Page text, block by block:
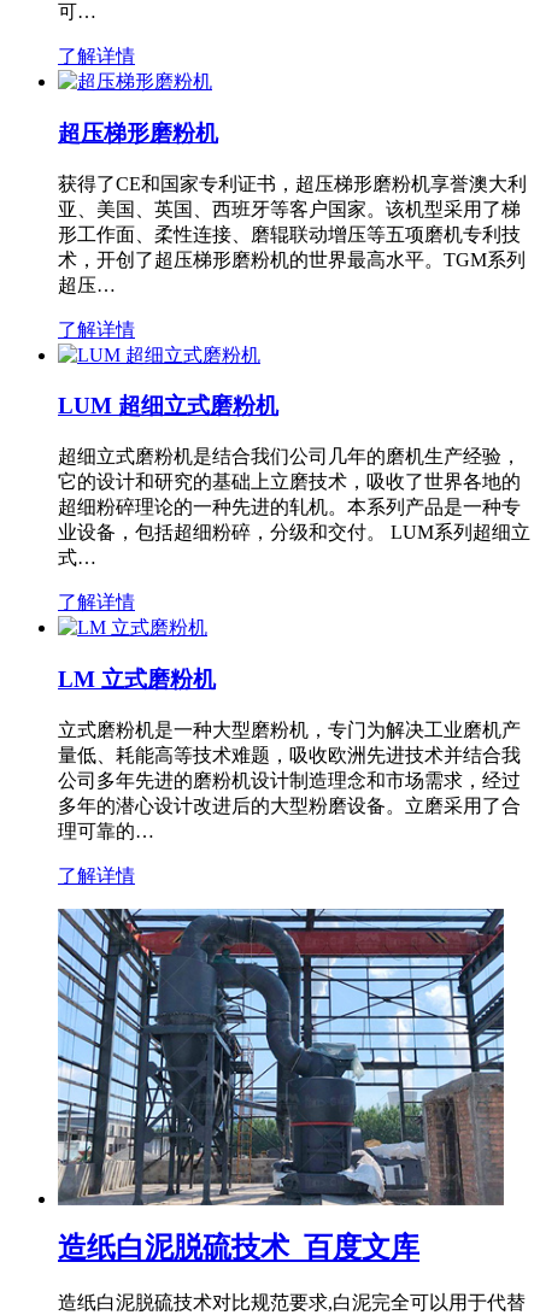
可…
了解详情
超压梯形磨粉机
获得了CE和国家专利证书，超压梯形磨粉机享誉澳大利
亚、美国、英国、西班牙等客户国家。该机型采用了梯
形工作面、柔性连接、磨辊联动增压等五项磨机专利技
术，开创了超压梯形磨粉机的世界最高水平。TGM系列
超压…
了解详情
LUM 超细立式磨粉机
超细立式磨粉机是结合我们公司几年的磨机生产经验，
它的设计和研究的基础上立磨技术，吸收了世界各地的
超细粉碎理论的一种先进的轧机。本系列产品是一种专
业设备，包括超细粉碎，分级和交付。 LUM系列超细立
式…
了解详情
LM 立式磨粉机
立式磨粉机是一种大型磨粉机，专门为解决工业磨机产
量低、耗能高等技术难题，吸收欧洲先进技术并结合我
公司多年先进的磨粉机设计制造理念和市场需求，经过
多年的潜心设计改进后的大型粉磨设备。立磨采用了合
理可靠的…
了解详情
造纸白泥脱硫技术_百度文库
造纸白泥脱硫技术对比规范要求,白泥完全可以用于代替